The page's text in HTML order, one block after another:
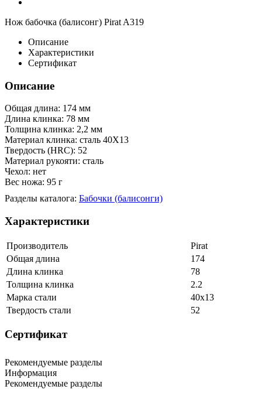
Нож бабочка (балисонг) Pirat A319
Описание
Характеристики
Сертификат
Описание
Общая длина: 174 мм
Длина клинка: 78 мм
Толщина клинка: 2,2 мм
Материал клинка: сталь 40Х13
Твердость (HRC): 52
Материал рукояти: сталь
Чехол: нет
Вес ножа: 95 г
Разделы каталога: Бабочки (балисонги)
Характеристики
Производитель
Pirat
Общая длина
174
Длина клинка
78
Толщина клинка
2.2
Марка стали
40х13
Твердость стали
52
Сертификат
Рекомендуемые разделы
Информация
Рекомендуемые разделы